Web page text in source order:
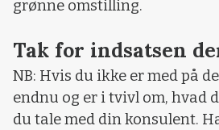
grønne omstilling.
Tak for indsatsen
NB: Hvis du ikke er med på
endnu og er i tvivl om, hvad
du tale med din konsulent.